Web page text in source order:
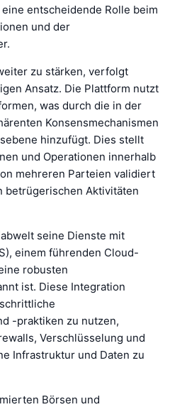
entscheidende Rolle beim
und der
zu stärken, verfolgt
Ansatz. Die Plattform nutzt
was durch die in der
Konsensmechanismen
hinzufügt. Dies stellt
und Operationen innerhalb
mehreren Parteien validiert
betrügerischen Aktivitäten
seine Dienste mit
einem führenden Cloud-
robusten
ist. Diese Integration
-praktiken zu nutzen,
Verschlüsselung und
Infrastruktur und Daten zu
Börsen und